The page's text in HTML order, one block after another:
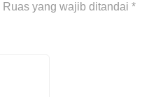
Ruas yang wajib ditandai *